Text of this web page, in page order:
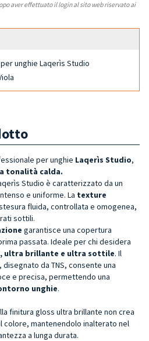
aver effettuato il login al sito web riservato ai
unghie Laqerìs Studio
per unghie Laqerìs Studio,
tonalità calda.
Studio è caratterizzato da un
e uniforme. La texture
fluida, controllata e omogenea,
sottili.
garantisce una copertura
passata. Ideale per chi desidera
ultra brillante e ultra sottile. Il
, disegnato da TNS, consente una
e precisa, permettendo una
unghie.
finitura gloss ultra brillante non crea
mantenendolo inalterato nel
a lunga durata.